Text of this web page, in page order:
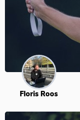
Floris Roos